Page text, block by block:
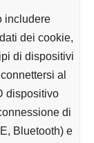
includere
dei cookie,
di dispositivi
al
dispositivo
di
Bluetooth) e